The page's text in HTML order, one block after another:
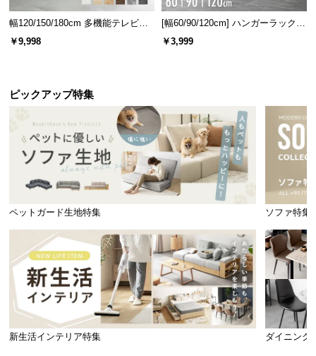
幅120/150/180cm 多機能テレビボ
ード 木目/石目調 オープン収納・
引き出し収納付き
￥9,998
[幅60/90/120cm] ハンガーラック
スチール 4段階高さ調節 サイドフ
ック オープンラック シンプル
￥3,999
ピックアップ特集
ペットガード生地特集 ソファ特集
新生活インテリア特集 ダイニング